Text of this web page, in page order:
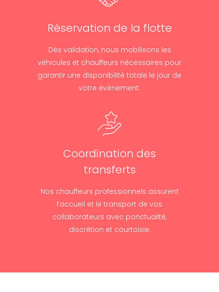
Réservation de la flotte
Dès validation, nous mobilisons les
véhicules et chauffeurs nécessaires pour
garantir une disponibilité totale le jour de
votre événement.
Coordination des
transferts
Nos chauffeurs professionnels assurent
l’accueil et le transport de vos
collaborateurs avec ponctualité,
discrétion et courtoisie.